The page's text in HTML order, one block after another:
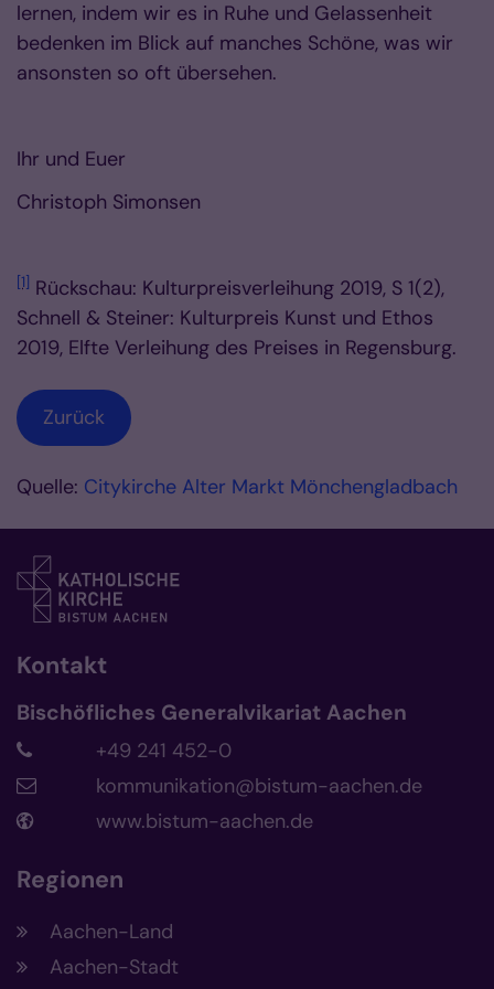
lernen, indem wir es in Ruhe und Gelassenheit
bedenken im Blick auf manches Schöne, was wir
ansonsten so oft übersehen.
Ihr und Euer
Christoph Simonsen
[1] Rückschau: Kulturpreisverleihung 2019, S 1(2),
Schnell & Steiner: Kulturpreis Kunst und Ethos
2019, Elfte Verleihung des Preises in Regensburg.
Zurück
Quelle: Citykirche Alter Markt Mönchengladbach
Kontakt
Bischöfliches Generalvikariat Aachen
+49 241 452-0
kommunikation@bistum-aachen.de
www.bistum-aachen.de
Regionen
Aachen-Land
Aachen-Stadt